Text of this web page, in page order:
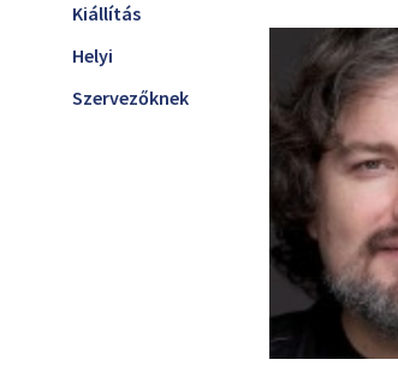
Kiállítás
Helyi
Szervezőknek